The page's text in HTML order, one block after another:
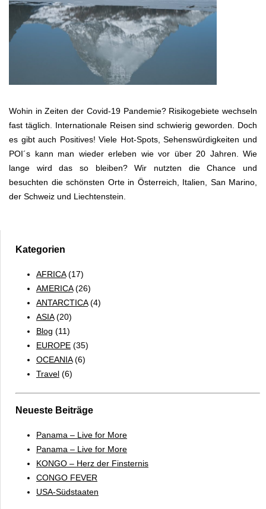
Wohin in Zeiten der Covid-19 Pandemie? Risikogebiete wechseln
fast täglich. Internationale Reisen sind schwierig geworden. Doch
es gibt auch Positives! Viele Hot-Spots, Sehenswürdigkeiten und
POI´s kann man wieder erleben wie vor über 20 Jahren. Wie
lange wird das so bleiben? Wir nutzten die Chance und
besuchten die schönsten Orte in Österreich, Italien, San Marino,
der Schweiz und Liechtenstein.
Kategorien
AFRICA(17)
AMERICA(26)
ANTARCTICA(4)
ASIA(20)
Blog (11)
EUROPE (35)
OCEANIA(6)
Travel (6)
Neueste Beiträge
Panama – Live for More
Panama – Live for More
KONGO – Herz der Finsternis
CONGO FEVER
USA-Südstaaten